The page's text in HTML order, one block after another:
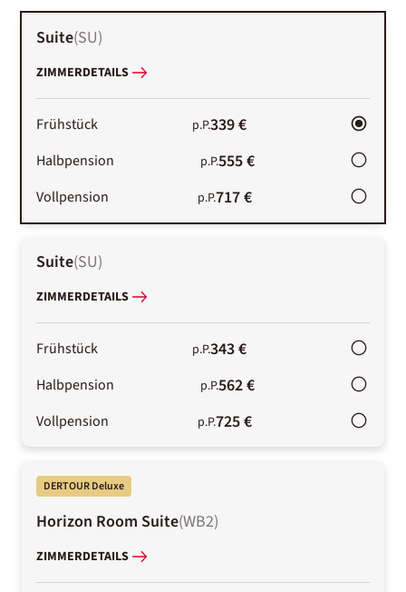
Suite(SU)
ZIMMERDETAILS
Frühstück p.P.339 €
Halbpension p.P.555 €
Vollpension p.P.717 €
Suite(SU)
ZIMMERDETAILS
Frühstück p.P.343 €
Halbpension p.P.562 €
Vollpension p.P.725 €
DERTOUR Deluxe
Horizon Room Suite(WB2)
ZIMMERDETAILS